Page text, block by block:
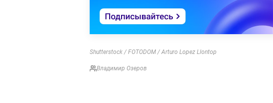
Shutterstock / FOTODOM / Arturo Lopez Llontop
Владимир Озеров